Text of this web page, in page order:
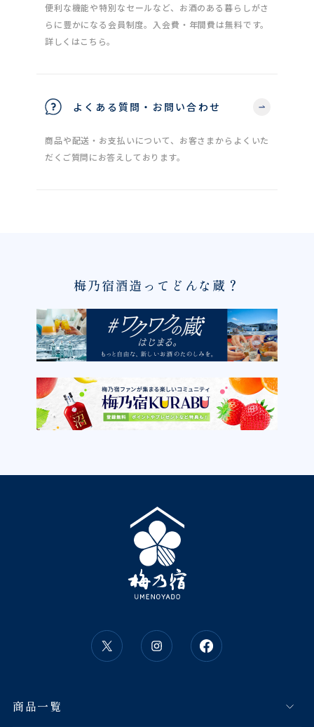
便利な機能や特別なセールなど、お酒のある暮らしがさ
らに豊かになる会員制度。入会費・年間費は無料です。
詳しくはこちら。
よくある質問・お問い合わせ
商品や配送・お支払いについて、お客さまからよくいた
だくご質問にお答えしております。
梅乃宿酒造ってどんな蔵？
商品一覧